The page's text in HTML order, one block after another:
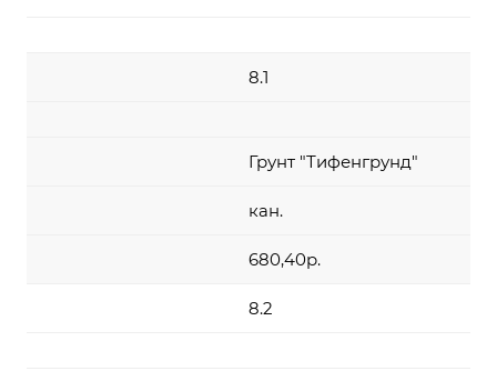
8.1
Грунт "Тифенгрунд"
кан.
680,40р.
8.2